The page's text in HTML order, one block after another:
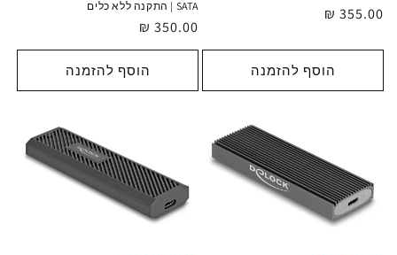
מחיר
355.00 ₪
הוסף להזמנה
SATA | התקנה ללא כלים
מחיר
רגיל
350.00 ₪
הוסף להזמנה